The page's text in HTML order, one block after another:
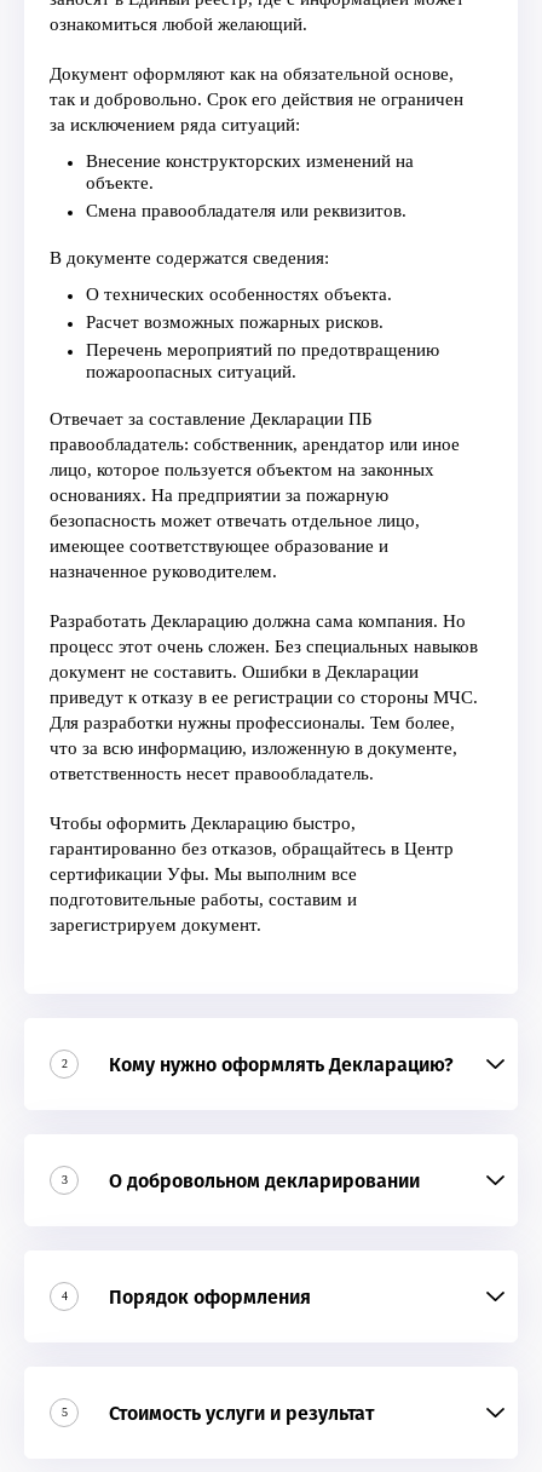
ознакомиться любой желающий.
Документ оформляют как на обязательной основе,
так и добровольно. Срок его действия не ограничен
за исключением ряда ситуаций:
Внесение конструкторских изменений на
объекте.
Смена правообладателя или реквизитов.
В документе содержатся сведения:
О технических особенностях объекта.
Расчет возможных пожарных рисков.
Перечень мероприятий по предотвращению
пожароопасных ситуаций.
Отвечает за составление Декларации ПБ
правообладатель: собственник, арендатор или иное
лицо, которое пользуется объектом на законных
основаниях. На предприятии за пожарную
безопасность может отвечать отдельное лицо,
имеющее соответствующее образование и
назначенное руководителем.
Разработать Декларацию должна сама компания. Но
процесс этот очень сложен. Без специальных навыков
документ не составить. Ошибки в Декларации
приведут к отказу в ее регистрации со стороны МЧС.
Для разработки нужны профессионалы. Тем более,
что за всю информацию, изложенную в документе,
ответственность несет правообладатель.
Чтобы оформить Декларацию быстро,
гарантированно без отказов, обращайтесь в Центр
сертификации Уфы. Мы выполним все
подготовительные работы, составим и
зарегистрируем документ.
2 Кому нужно оформлять Декларацию?
3 О добровольном декларировании
4 Порядок оформления
5 Стоимость услуги и результат